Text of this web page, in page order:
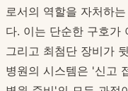
로서의 역할을 자처하는
다. 이는 단순한 구호가
그리고 최첨단 장비가
병원의 시스템은 '신고